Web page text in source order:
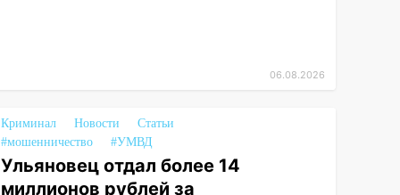
06.08.2026
Криминал Новости
Статьи
#мошенничество
#УМВД
Ульяновец отдал более 14
миллионов рублей за